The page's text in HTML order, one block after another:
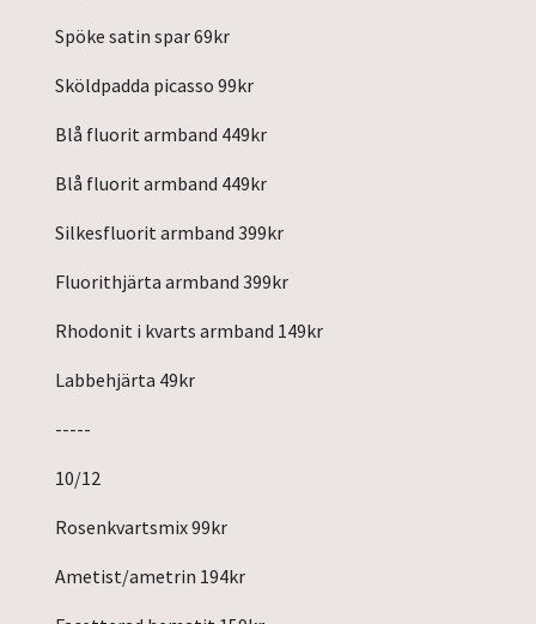
Spöke satin spar 69kr
Sköldpadda picasso 99kr
Blå fluorit armband 449kr
Blå fluorit armband 449kr
Silkesfluorit armband 399kr
Fluorithjärta armband 399kr
Rhodonit i kvarts armband 149kr
Labbehjärta 49kr
-----
10/12
Rosenkvartsmix 99kr
Ametist/ametrin 194kr